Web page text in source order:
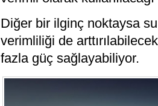
Diğer bir ilginç noktaysa
verimliliği de
fazla güç sağlayabiliyor.